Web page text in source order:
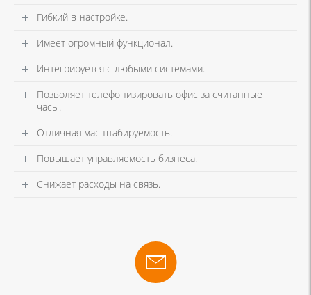
Гибкий в настройке.
Имеет огромный функционал.
Интегрируется с любыми системами.
Позволяет телефонизировать офис за считанные
часы.
Отличная масштабируемость.
Повышает управляемость бизнеса.
Снижает расходы на связь.